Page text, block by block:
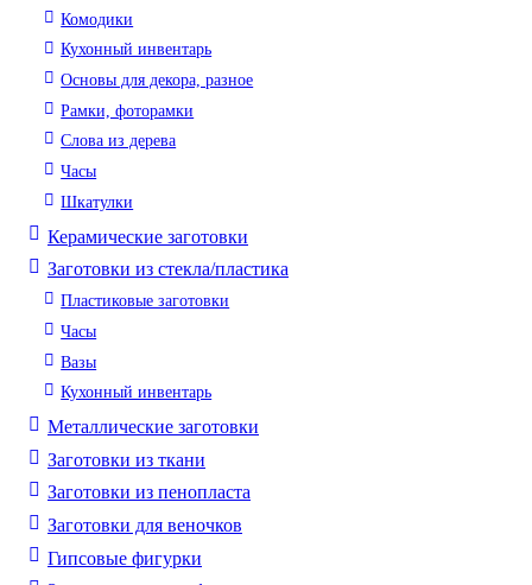
Комодики
Кухонный инвентарь
Основы для декора, разное
Рамки, фоторамки
Слова из дерева
Часы
Шкатулки
Керамические заготовки
Заготовки из стекла/пластика
Пластиковые заготовки
Часы
Вазы
Кухонный инвентарь
Металлические заготовки
Заготовки из ткани
Заготовки из пенопласта
Заготовки для веночков
Гипсовые фигурки